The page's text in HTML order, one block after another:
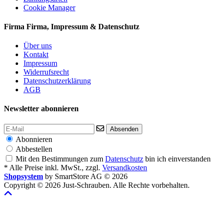
Cookie Manager
Firma Firma, Impressum & Datenschutz
Über uns
Kontakt
Impressum
Widerrufsrecht
Datenschutzerklärung
AGB
Newsletter abonnieren
Absenden
Abonnieren
Abbestellen
Mit den Bestimmungen zum Datenschutz bin ich einverstanden
* Alle Preise inkl. MwSt., zzgl. Versandkosten
Shopsystem by SmartStore AG © 2026
Copyright © 2026 Just-Schrauben. Alle Rechte vorbehalten.